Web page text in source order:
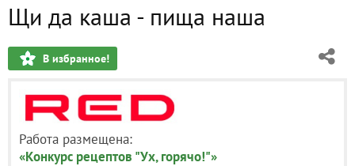
Щи да каша - пища наша
В избранное!
Работа размещена:
«Конкурс рецептов "Ух, горячо!"»